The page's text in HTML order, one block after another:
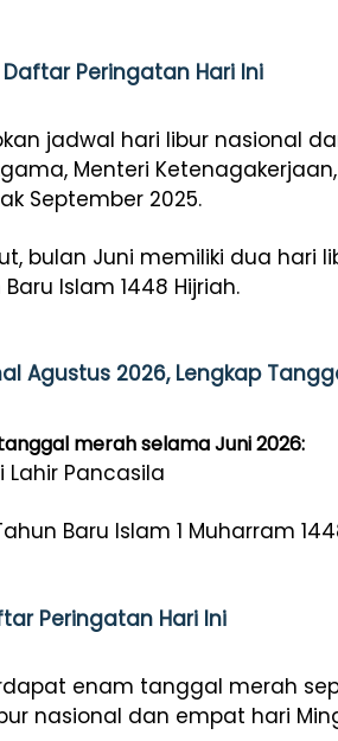
Daftar Peringatan Hari Ini
jadwal hari libur nasional
Menteri
September 2025.
bulan Juni memiliki dua hari
Islam 1448 Hijriah.
Agustus 2026, Lengkap
merah selama Juni 2026:
Lahir Pancasila
Baru Islam 1 Muharram
Peringatan Hari Ini
enam tanggal merah
nasional dan empat hari